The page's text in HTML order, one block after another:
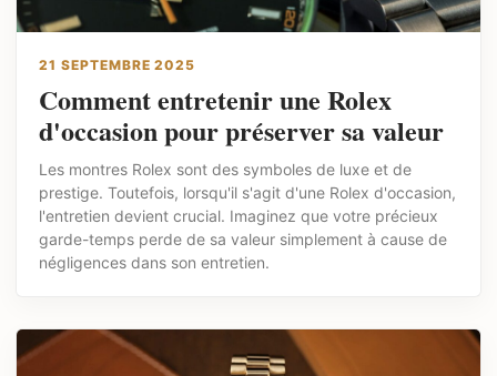
21 SEPTEMBRE 2025
Comment entretenir une Rolex
d'occasion pour préserver sa valeur
Les montres Rolex sont des symboles de luxe et de
prestige. Toutefois, lorsqu'il s'agit d'une Rolex d'occasion,
l'entretien devient crucial. Imaginez que votre précieux
garde-temps perde de sa valeur simplement à cause de
négligences dans son entretien.